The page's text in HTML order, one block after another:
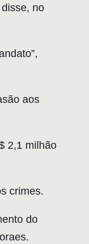
no
aos
2,1 milhão
crimes.
do